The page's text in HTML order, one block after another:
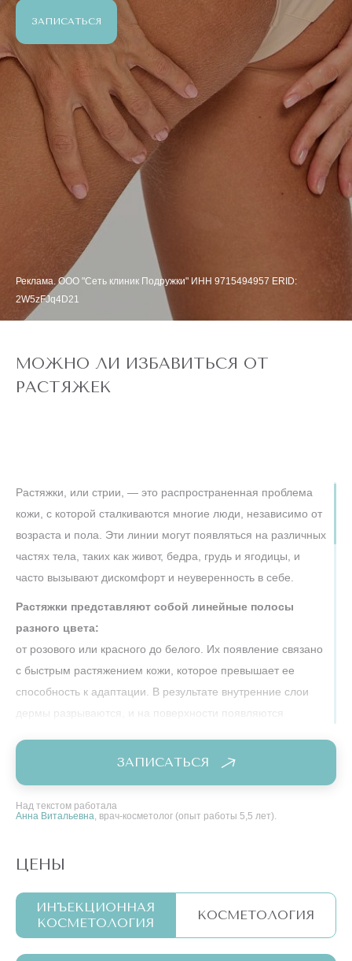
ЗАПИСАТЬСЯ
Реклама. ООО "Сеть клиник Подружки" ИНН 9715494957 ERID:
2W5zFJq4D21
МОЖНО ЛИ ИЗБАВИТЬСЯ ОТ
РАСТЯЖЕК
Растяжки, или стрии, — это распространенная проблема
кожи, с которой сталкиваются многие люди, независимо от
возраста и пола. Эти линии могут появляться на различных
частях тела, таких как живот, бедра, грудь и ягодицы, и
часто вызывают дискомфорт и неуверенность в себе.
Растяжки представляют собой линейные полосы
разного цвета:
от розового или красного до белого. Их появление связано
с быстрым растяжением кожи, которое превышает ее
способность к адаптации. В результате внутренние слои
дермы разрываются, и на поверхности появляются
Основные причины появления растяжек включают:
Беременность:
Быстрое увеличение живота и груди может привести
Резкое увеличение массы тела, будь то из-за
переедания или гормональных изменений, может
ЗАПИСАТЬСЯ
Над текстом работала
Анна Витальевна, врач-косметолог (опыт работы 5,5 лет).
ЦЕНЫ
ИНЪЕКЦИОННАЯ
КОСМЕТОЛОГИЯ
КОСМЕТОЛОГИЯ